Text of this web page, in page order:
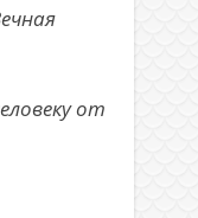
от